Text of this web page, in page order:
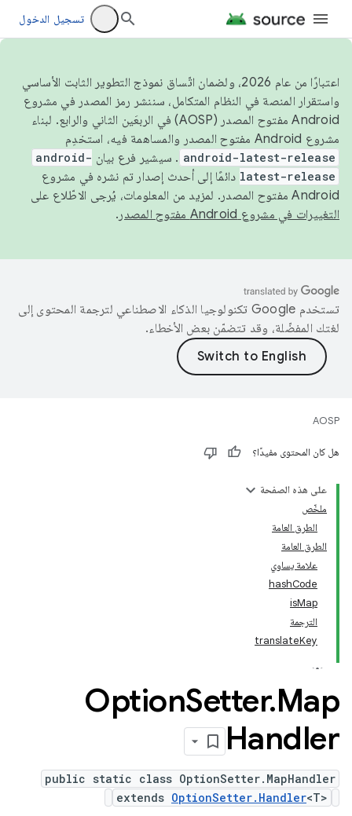
تسجيل الدخول
اعتبارًا من عام 2026، ولضمان اتّساق نموذج التطوير الثابت الأساسي
واستقرار المنصة في النظام المتكامل، سننشر رمز المصدر في مشروع
Android مفتوح المصدر (AOSP) في الربعَين الثاني والرابع. لبناء
مشروع Android مفتوح المصدر والمساهمة فيه، استخدِم
android-latest-release . سيشير فرع بيان android-
latest-release دائمًا إلى أحدث إصدار تم نشره في مشروع
Android مفتوح المصدر. لمزيد من المعلومات، يُرجى الاطّلاع على
التغييرات في مشروع Android مفتوح المصدر
.
تستخدم Google تكنولوجيا الذكاء الاصطناعي لترجمة المحتوى إلى
لغتك المفضّلة، وقد تتضمّن بعض الأخطاء.
AOSP
هل كان المحتوى مفيدًا؟
على هذه الصفحة
ملخّص
الطرق العامة
الطرق العامة
علامة يساوي
hashCode
isMap
الترجمة
translateKey
OptionSetter.Map
Handler
public static class OptionSetter.MapHandler
extends OptionSetter.Handler<T>